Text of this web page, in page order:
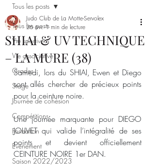
Tous les posts
Vie sportive
Vie associative
Grades
Stage
Journée de cohésion
Compétitions
Formation
Evènement
Saison 2022/2023
Tous les posts
SHIAI & UV TECHNIQUE
– LA MURE (38)
Judo Club de La Motte-Servolex
26 avr. 1 min de lecture
Samedi, lors du SHIAI, Ewen et Diego
sont allés chercher de précieux points
pour la ceinture noire.
Une journée marquante pour DIEGO
JOLIVET qui valide l’intégralité de ses
points et devient officiellement
CEINTURE NOIRE 1er DAN.